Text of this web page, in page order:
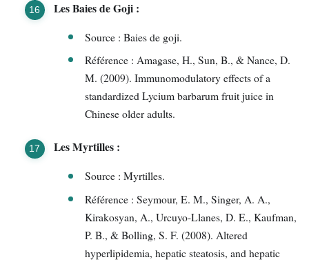
Les Baies de Goji :
Source : Baies de goji.
Référence : Amagase, H., Sun, B., & Nance, D.
M. (2009). Immunomodulatory effects of a
standardized Lycium barbarum fruit juice in
Chinese older adults.
Les Myrtilles :
Source : Myrtilles.
Référence : Seymour, E. M., Singer, A. A.,
Kirakosyan, A., Urcuyo-Llanes, D. E., Kaufman,
P. B., & Bolling, S. F. (2008). Altered
hyperlipidemia, hepatic steatosis, and hepatic